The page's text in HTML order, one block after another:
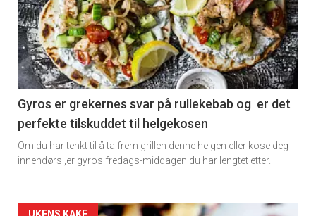
detail
-
section
11
Dagens
rett
Gyros er grekernes svar på rullekebab og er det
perfekte tilskuddet til helgekosen
Om du har tenkt til å ta frem grillen denne helgen eller kose deg
innendørs ,er gyros fredags-middagen du har lengtet etter.